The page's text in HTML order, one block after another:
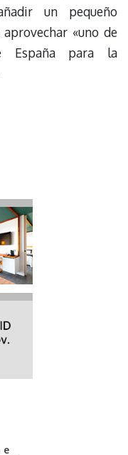
un pequeño
«uno de
España para la
e